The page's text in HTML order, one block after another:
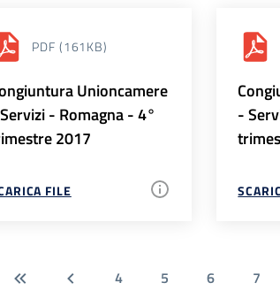
PDF (161KB)
Unioncamere
- Romagna - 4°
2017
FILE
-
4 5 6 7